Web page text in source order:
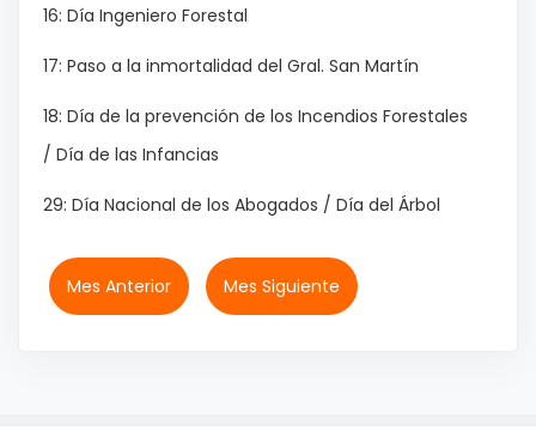
16: Día Ingeniero Forestal
17: Paso a la inmortalidad del Gral. San Martín
18: Día de la prevención de los Incendios Forestales
/ Día de las Infancias
29: Día Nacional de los Abogados / Día del Árbol
Mes Anterior Mes Siguiente